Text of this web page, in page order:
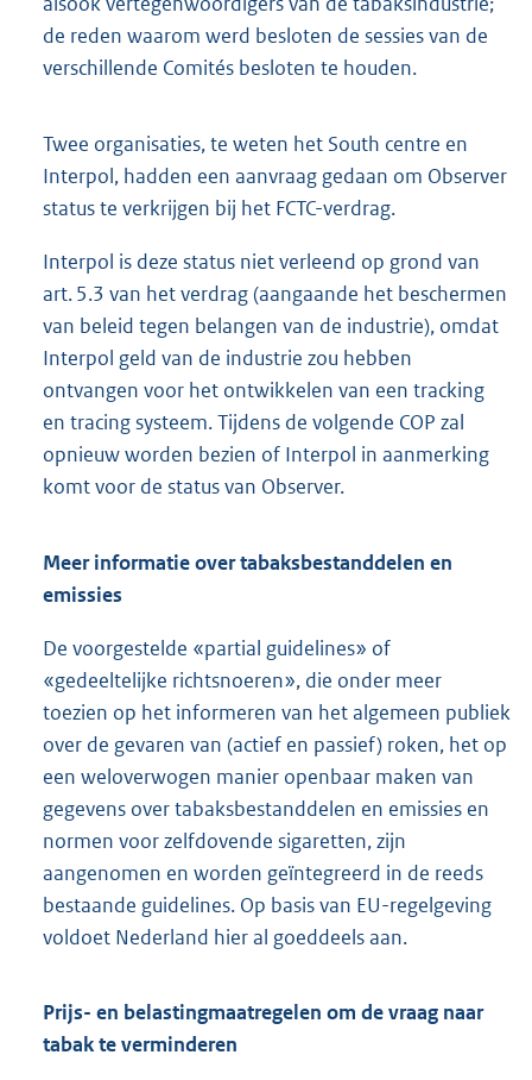
de reden waarom werd besloten de sessies van de
verschillende Comités besloten te houden.
Twee organisaties, te weten het South centre en
Interpol, hadden een aanvraag gedaan om Observer
status te verkrijgen bij het FCTC-verdrag.
Interpol is deze status niet verleend op grond van
art. 5.3 van het verdrag (aangaande het beschermen
van beleid tegen belangen van de industrie), omdat
Interpol geld van de industrie zou hebben
ontvangen voor het ontwikkelen van een tracking
en tracing systeem. Tijdens de volgende COP zal
opnieuw worden bezien of Interpol in aanmerking
komt voor de status van Observer.
Meer informatie over tabaksbestanddelen en
emissies
De voorgestelde «partial guidelines» of
«gedeeltelijke richtsnoeren», die onder meer
toezien op het informeren van het algemeen publiek
over de gevaren van (actief en passief) roken, het op
een weloverwogen manier openbaar maken van
gegevens over tabaksbestanddelen en emissies en
normen voor zelfdovende sigaretten, zijn
aangenomen en worden geïntegreerd in de reeds
bestaande guidelines. Op basis van EU-regelgeving
voldoet Nederland hier al goeddeels aan.
Prijs- en belastingmaatregelen om de vraag naar
tabak te verminderen